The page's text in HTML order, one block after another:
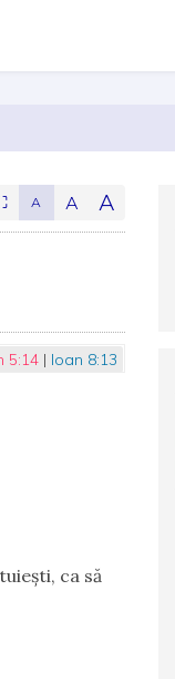
A A A
5:14 | Ioan 8:13
ca să